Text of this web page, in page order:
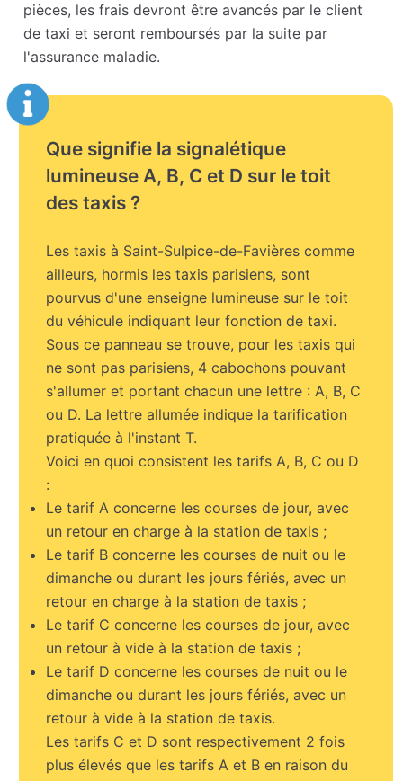
pièces, les frais devront être avancés par le client
de taxi et seront remboursés par la suite par
l'assurance maladie.
Que signifie la signalétique
lumineuse A, B, C et D sur le toit
des taxis ?
Les taxis à Saint-Sulpice-de-Favières comme
ailleurs, hormis les taxis parisiens, sont
pourvus d'une enseigne lumineuse sur le toit
du véhicule indiquant leur fonction de taxi.
Sous ce panneau se trouve, pour les taxis qui
ne sont pas parisiens, 4 cabochons pouvant
s'allumer et portant chacun une lettre : A, B, C
ou D. La lettre allumée indique la tarification
pratiquée à l'instant T.
Voici en quoi consistent les tarifs A, B, C ou D
:
Le tarif A concerne les courses de jour, avec
un retour en charge à la station de taxis ;
Le tarif B concerne les courses de nuit ou le
dimanche ou durant les jours fériés, avec un
retour en charge à la station de taxis ;
Le tarif C concerne les courses de jour, avec
un retour à vide à la station de taxis ;
Le tarif D concerne les courses de nuit ou le
dimanche ou durant les jours fériés, avec un
retour à vide à la station de taxis.
Les tarifs C et D sont respectivement 2 fois
plus élevés que les tarifs A et B en raison du